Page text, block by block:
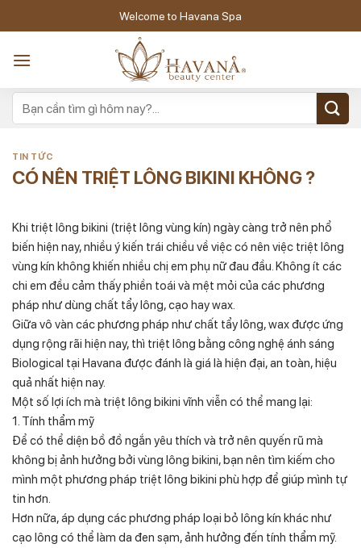
to
Welcome to Havana Spa
TIN TỨC
CÓ NÊN TRIỆT LÔNG BIKINI KHÔNG ?
Khi triệt lông bikini (triệt lông vùng kín) ngày càng trở nên phổ
biến hiện nay, nhiều ý kiến trái chiều về việc có nên việc triệt lông
vùng kín không khiến nhiều chị em phụ nữ đau đầu. Không ít các
chi em đều cảm thấy phiền toái và mệt mỏi của các phương
pháp như dùng chất tẩy lông, cạo hay wax.
Giữa vô vàn các phương pháp như chất tẩy lông, wax được ứng
dụng rộng rãi hiện nay, thì triệt lông bằng công nghệ ánh sáng
Biological tại Havana được đánh là giá là hiện đại, an toàn, hiệu
quả nhất hiện nay.
Một số lợi ích mà triệt lông bikini vĩnh viễn có thể mang lại:
1. Tính thẩm mỹ
Để có thể diện bồ đồ ngắn yêu thích và trở nên quyến rũ mà
không bị ảnh hưởng bởi vùng lông bikini, bạn nên tìm kiếm cho
mình một phương pháp triệt lông bikini phù hợp để giúp mình tự
tin hơn.
Hơn nữa, áp dụng các phương pháp loại bỏ lông kín khác như
cạo lông có thể làm da đen sạm, ảnh hưởng đến tính thẩm mỹ.